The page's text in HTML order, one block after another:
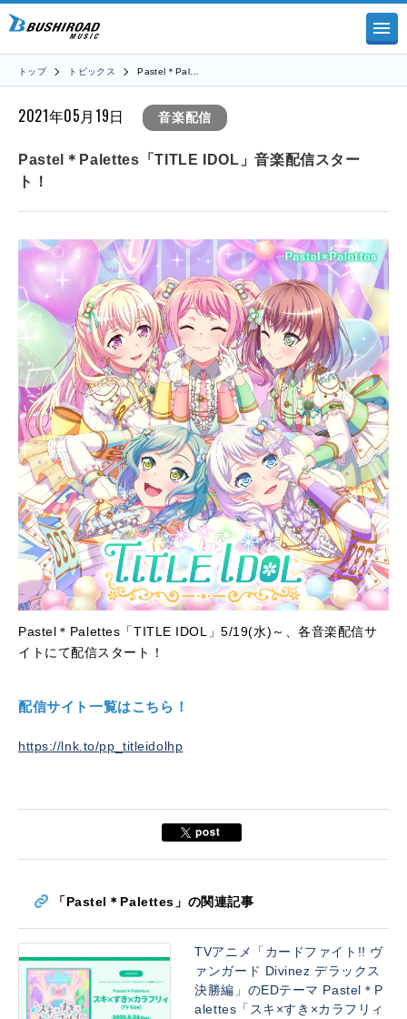
トップ トピックス Pastel＊Pal…
2021年05月19日 音楽配信
Pastel＊Palettes「TITLE IDOL」音楽配信スター
ト！
Pastel ＊ Palettes 「TITLE IDOL 」5/19(水) ～、各音楽配信サ
イトにて配信スタート！
配信サイト一覧はこちら！
https://lnk.to/pp_titleidolhp
「Pastel＊Palettes」の関連記事
TVアニメ「カードファイト!! ヴ
ァンガード Divinez デラックス
決勝編」のEDテーマ Pastel＊P
alettes「スキ×すき×カラフリィ